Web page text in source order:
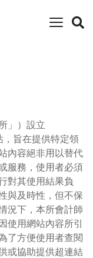
toggle
」）設立
旨在提供特定領
內容絕非用以替代
服務，使用者必須
對其使用結果負
與及時性，但不保
況下，本所會計師
使用網站內容所引
了方便使用者查閱
或協助提供超連結